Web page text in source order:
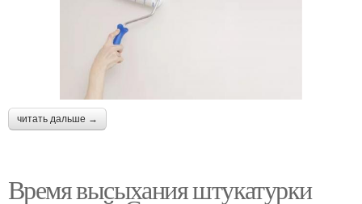
читать дальше →
Время высыхания штукатурки